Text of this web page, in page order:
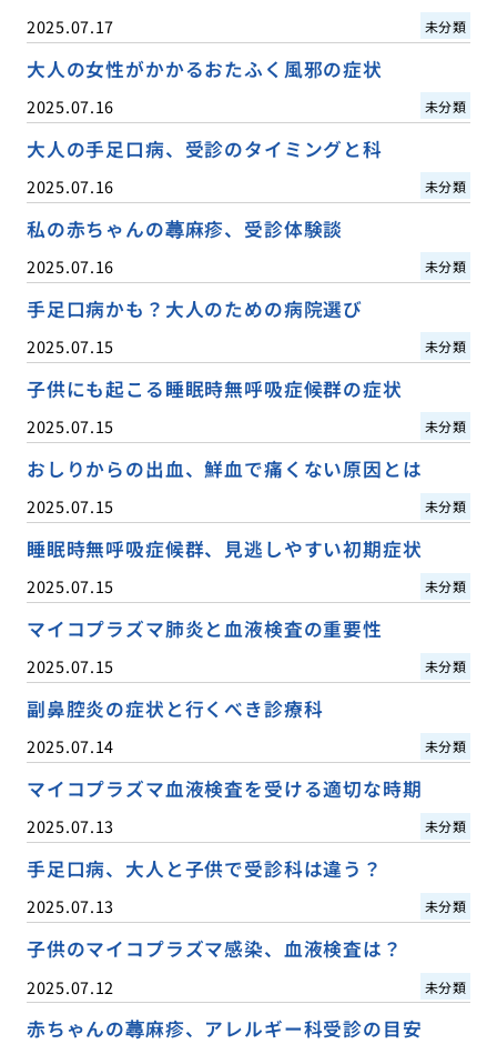
2025.07.17 未分類
大人の女性がかかるおたふく風邪の症状
2025.07.16 未分類
大人の手足口病、受診のタイミングと科
2025.07.16 未分類
私の赤ちゃんの蕁麻疹、受診体験談
2025.07.16 未分類
手足口病かも？大人のための病院選び
2025.07.15 未分類
子供にも起こる睡眠時無呼吸症候群の症状
2025.07.15 未分類
おしりからの出血、鮮血で痛くない原因とは
2025.07.15 未分類
睡眠時無呼吸症候群、見逃しやすい初期症状
2025.07.15 未分類
マイコプラズマ肺炎と血液検査の重要性
2025.07.15 未分類
副鼻腔炎の症状と行くべき診療科
2025.07.14 未分類
マイコプラズマ血液検査を受ける適切な時期
2025.07.13 未分類
手足口病、大人と子供で受診科は違う？
2025.07.13 未分類
子供のマイコプラズマ感染、血液検査は？
2025.07.12 未分類
赤ちゃんの蕁麻疹、アレルギー科受診の目安